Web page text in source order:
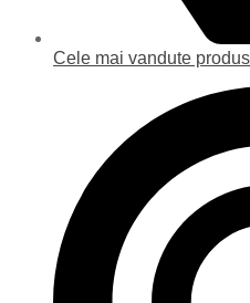
Cele mai vandute